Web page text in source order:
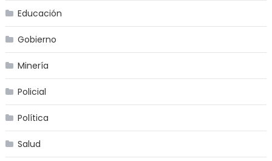
Educación
Gobierno
Minería
Policial
Política
Salud